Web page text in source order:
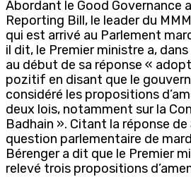
Abordant le Good Governance
Reporting Bill, le leader du
qui est arrivé au Parlement
il dit, le Premier ministre a,
au début de sa réponse «
pozitif en disant que le
considéré les propositions
deux lois, notamment sur la
Badhain ». Citant la réponse
question parlementaire de
Bérenger a dit que le Premier
relevé trois propositions